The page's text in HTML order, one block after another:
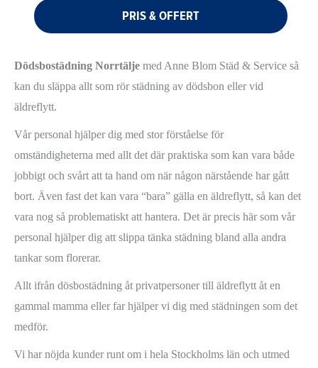
PRIS & OFFERT
Dödsbostädning Norrtälje med Anne Blom Städ & Service så
kan du släppa allt som rör städning av dödsbon eller vid
äldreflytt.
Vår personal hjälper dig med stor förståelse för
omständigheterna med allt det där praktiska som kan vara både
jobbigt och svårt att ta hand om när någon närstående har gått
bort. Även fast det kan vara “bara” gälla en äldreflytt, så kan det
vara nog så problematiskt att hantera. Det är precis här som vår
personal hjälper dig att slippa tänka städning bland alla andra
tankar som florerar.
Allt ifrån dösbostädning åt privatpersoner till äldreflytt åt en
gammal mamma eller far hjälper vi dig med städningen som det
medför.
Vi har nöjda kunder runt om i hela Stockholms län och utmed